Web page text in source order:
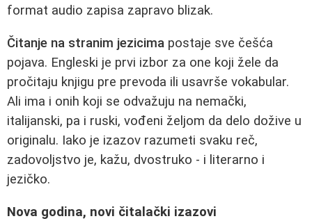
format audio zapisa zapravo blizak.
Čitanje na stranim jezicima postaje sve češća
pojava. Engleski je prvi izbor za one koji žele da
pročitaju knjigu pre prevoda ili usavrše vokabular.
Ali ima i onih koji se odvažuju na nemački,
italijanski, pa i ruski, vođeni željom da delo dožive u
originalu. Iako je izazov razumeti svaku reč,
zadovoljstvo je, kažu, dvostruko - i literarno i
jezičko.
Nova godina, novi čitalački izazovi